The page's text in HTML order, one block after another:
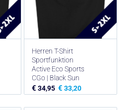
Herren T-Shirt
Sportfunktion
Active Eco Sports
CGo | Black Sun
€ 34,95 € 33,20